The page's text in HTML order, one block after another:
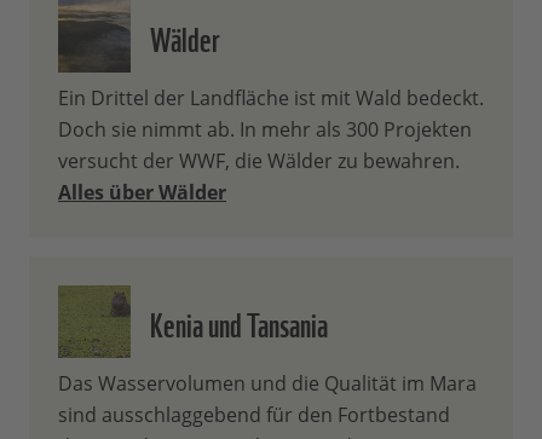
Wälder
Ein Drittel der Landfläche ist mit Wald bedeckt.
Doch sie nimmt ab. In mehr als 300 Projekten
versucht der WWF, die Wälder zu bewahren.
Alles über Wälder
Kenia und Tansania
Das Wasservolumen und die Qualität im Mara
sind ausschlaggebend für den Fortbestand